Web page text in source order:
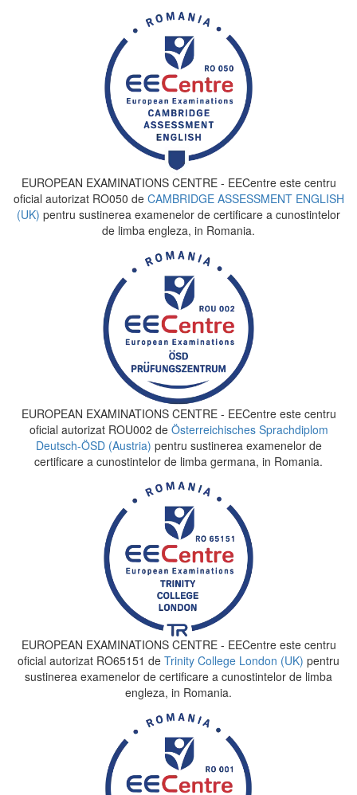
EUROPEAN EXAMINATIONS CENTRE - EECentre este centru
oficial autorizat RO050 de CAMBRIDGE ASSESSMENT ENGLISH
(UK) pentru sustinerea examenelor de certificare a cunostintelor
de limba engleza, in Romania.
EUROPEAN EXAMINATIONS CENTRE - EECentre este centru
oficial autorizat ROU002 deÖsterreichisches Sprachdiplom
Deutsch-ÖSD (Austria) pentru sustinerea examenelor de
certificare a cunostintelor de limba germana, in Romania.
EUROPEAN EXAMINATIONS CENTRE - EECentre este centru
oficial autorizat RO65151 de Trinity College London (UK) pentru
sustinerea examenelor de certificare a cunostintelor de limba
engleza, in Romania.